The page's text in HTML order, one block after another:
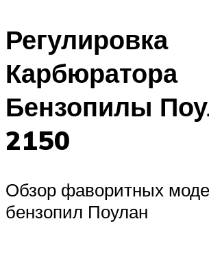
Регулировка
Карбюратора
Бензопилы
2150
Обзор фаворитных
бензопил Поулан